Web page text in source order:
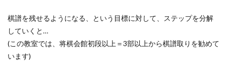
棋譜を残せるようになる、という目標に対して、ステップを分解
していくと…
(この教室では、将棋会館初段以上＝3部以上から棋譜取りを勧めて
います)